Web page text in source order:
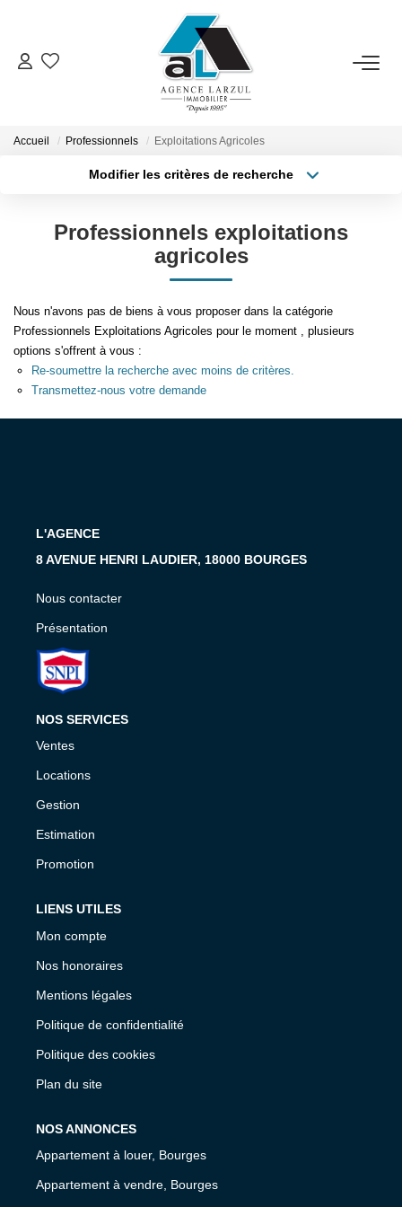
VENTES
LOCATIONS
ESTIMATION
PROMOTION
NOTRE AGENCE
CONTACT
Accueil Professionnels Exploitations Agricoles
Modifier les critères de recherche
Type de bien
Surface min
Créer une alerte
Professionnels exploitations
agricoles
Nous n'avons pas de biens à vous proposer dans la catégorie
Professionnels Exploitations Agricoles pour le moment , plusieurs
options s'offrent à vous :
Re-soumettre la recherche avec moins de critères.
Transmettez-nous votre demande
L'AGENCE
8 AVENUE HENRI LAUDIER, 18000 BOURGES
Nous contacter
Présentation
NOS SERVICES
Ventes
Locations
Gestion
Estimation
Promotion
LIENS UTILES
Mon compte
Nos honoraires
Mentions légales
Politique de confidentialité
Politique des cookies
Plan du site
NOS ANNONCES
Appartement à louer, Bourges
Appartement à vendre, Bourges